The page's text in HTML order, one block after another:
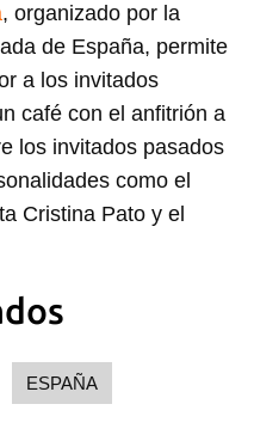
, organizado por la
de España, permite
a los invitados
café con el anfitrión a
los invitados pasados
como el
Cristina Pato y el
ESPAÑA